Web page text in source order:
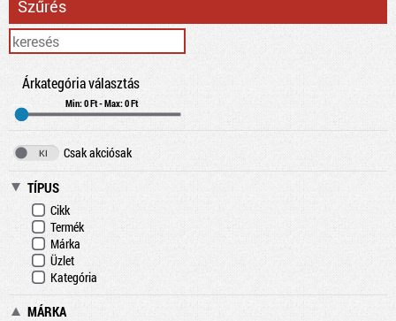
Szűrés
Árkategória választás
Min: 0 Ft - Max: 0 Ft
Csak akciósak
TÍPUS
Cikk
Termék
Márka
Üzlet
Kategória
MÁRKA